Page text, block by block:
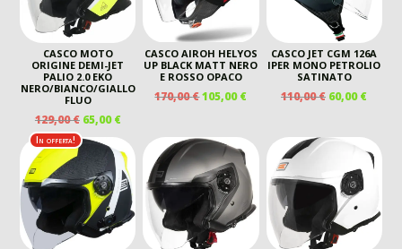
CASCO MOTO
ORIGINE DEMI-JET
PALIO 2.0 EKO
NERO/BIANCO/GIALLO
FLUO
129,00€ IL
PREZZO
ORIGINALE
ERA:
129,00 €.
65,00€IL
PREZZO
ATTUALE
È:
65,00 €.
CASCO AIROH HELYOS
UP BLACK MATT NERO
E ROSSO OPACO
170,00€IL
ERA:
170,00 €.
105,00€IL
È:
105,00 €.
CASCO JET CGM 126A
IPER MONO PETROLIO
SATINATO
110,00€ IL
110,00 €.
60,00€IL
È:
60,00
In offerta!